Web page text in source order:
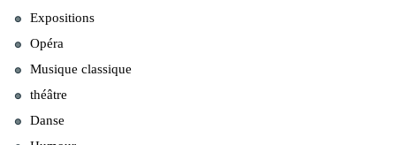
Expositions
Opéra
Musique classique
théâtre
Danse